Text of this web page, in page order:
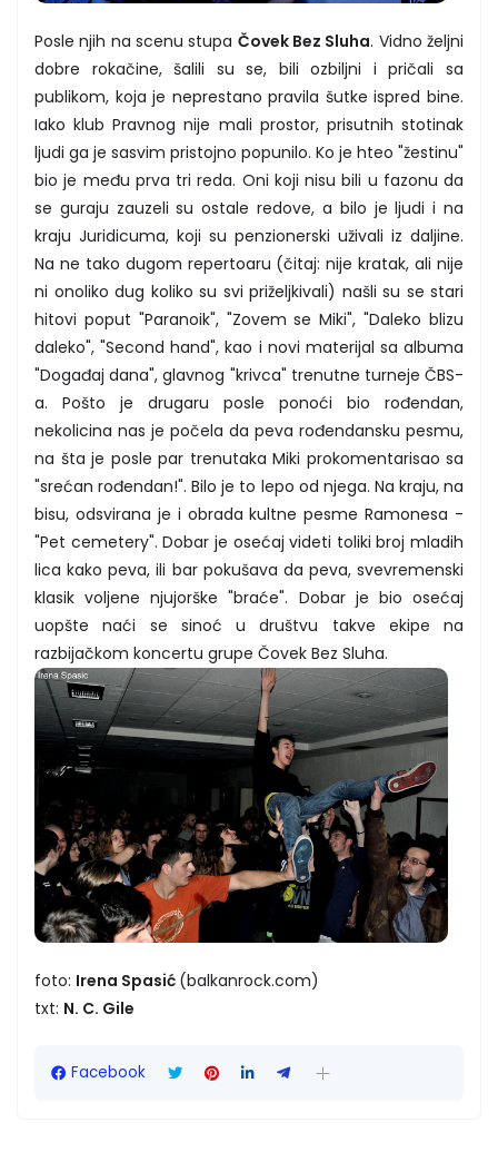
Posle njih na scenu stupa Čovek Bez Sluha. Vidno željni
dobre rokačine, šalili su se, bili ozbiljni i pričali sa
publikom, koja je neprestano pravila šutke ispred bine.
Iako klub Pravnog nije mali prostor, prisutnih stotinak
ljudi ga je sasvim pristojno popunilo. Ko je hteo "žestinu"
bio je među prva tri reda. Oni koji nisu bili u fazonu da
se guraju zauzeli su ostale redove, a bilo je ljudi i na
kraju Juridicuma, koji su penzionerski uživali iz daljine.
Na ne tako dugom repertoaru (čitaj: nije kratak, ali nije
ni onoliko dug koliko su svi priželjkivali) našli su se stari
hitovi poput "Paranoik", "Zovem se Miki", "Daleko blizu
daleko", "Second hand", kao i novi materijal sa albuma
"Događaj dana", glavnog "krivca" trenutne turneje ČBS-
a. Pošto je drugaru posle ponoći bio rođendan,
nekolicina nas je počela da peva rođendansku pesmu,
na šta je posle par trenutaka Miki prokomentarisao sa
"srećan rođendan!". Bilo je to lepo od njega. Na kraju, na
bisu, odsvirana je i obrada kultne pesme Ramonesa -
"Pet cemetery". Dobar je osećaj videti toliki broj mladih
lica kako peva, ili bar pokušava da peva, svevremenski
klasik voljene njujorške "braće". Dobar je bio osećaj
uopšte naći se sinoć u društvu takve ekipe na
razbijačkom koncertu grupe Čovek Bez Sluha.
foto: Irena Spasić (balkanrock.com)
txt: N. C. Gile
Facebook